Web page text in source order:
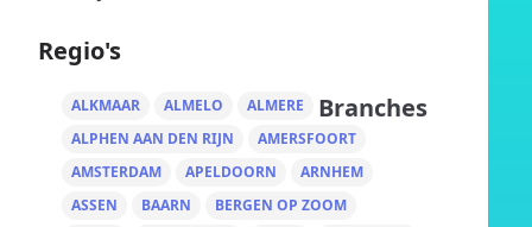
Regio's
ALKMAAR ALMELO
ALMERE
ALPHEN AAN DEN RIJN
AMERSFOORT
AMSTERDAM
APELDOORN
ARNHEM
ASSEN
BAARN
BERGEN OP ZOOM
Branches